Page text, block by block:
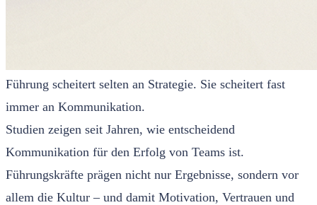
Führung scheitert selten an Strategie. Sie scheitert fast
immer an Kommunikation.
Studien zeigen seit Jahren, wie entscheidend
Kommunikation für den Erfolg von Teams ist.
Führungskräfte prägen nicht nur Ergebnisse, sondern vor
allem die Kultur – und damit Motivation, Vertrauen und